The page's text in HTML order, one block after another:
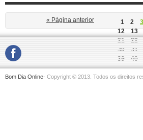
« Página anterior 1 2 3
12
13
21
22
30
31
39
40
Bom Dia Online- Copyright © 2013. Todos os direitos